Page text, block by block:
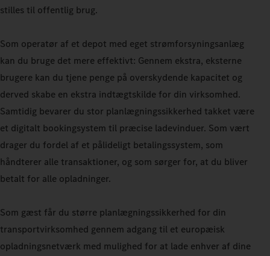
stilles til offentlig brug.
Som operatør af et depot med eget strømforsyningsanlæg
kan du bruge det mere effektivt: Gennem ekstra, eksterne
brugere kan du tjene penge på overskydende kapacitet og
derved skabe en ekstra indtægtskilde for din virksomhed.
Samtidig bevarer du stor planlægningssikkerhed takket være
et digitalt bookingsystem til præcise ladevinduer. Som vært
drager du fordel af et pålideligt betalingssystem, som
håndterer alle transaktioner, og som sørger for, at du bliver
betalt for alle opladninger.
Som gæst får du større planlægningssikkerhed for din
transportvirksomhed gennem adgang til et europæisk
opladningsnetværk med mulighed for at lade enhver af dine